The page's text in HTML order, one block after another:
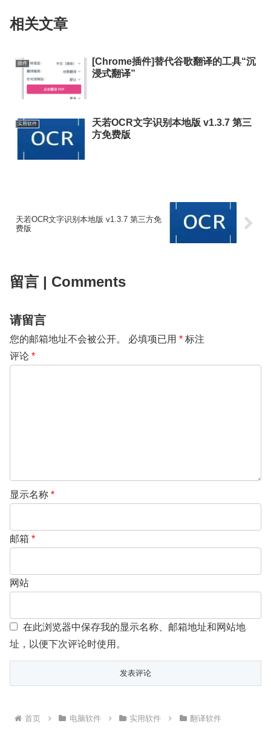
相关文章
插件
[Chrome插件]替代谷歌翻译的工具“沉
浸式翻译”
实用软件
天若OCR文字识别本地版 v1.3.7 第三
方免费版
天若OCR文字识别本地版 v1.3.7 第三方免
费版
留言 | Comments
请留言
您的邮箱地址不会被公开。 必填项已用 * 标注
评论 *
显示名称 *
邮箱 *
网站
在此浏览器中保存我的显示名称、邮箱地址和网站地
址，以便下次评论时使用。
首页 电脑软件 实用软件 翻译软件